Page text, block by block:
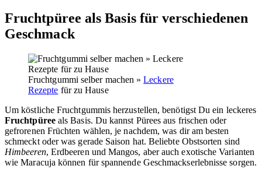
Fruchtpüree als Basis für verschiedenen
Geschmack
Fruchtgummi selber machen »Leckere
Rezepte für zu Hause
Um köstliche Fruchtgummis herzustellen, benötigst Du ein leckeres
Fruchtpüreeals Basis. Du kannst Pürees aus frischen oder
gefrorenen Früchten wählen, je nachdem, was dir am besten
schmeckt oder was gerade Saison hat. Beliebte Obstsorten sind
Himbeeren, Erdbeeren und Mangos, aber auch exotische Varianten
wie Maracuja können für spannende Geschmackserlebnisse sorgen.